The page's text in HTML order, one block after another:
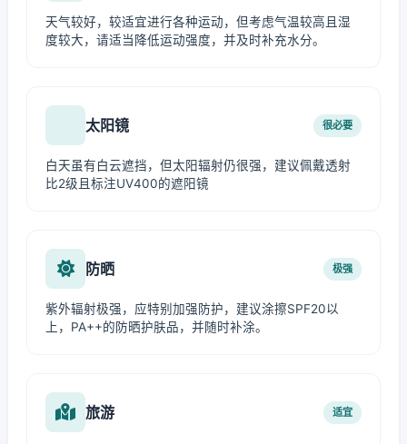
天气较好，较适宜进行各种运动，但考虑气温较高且湿
度较大，请适当降低运动强度，并及时补充水分。
太阳镜 很必要
白天虽有白云遮挡，但太阳辐射仍很强，建议佩戴透射
比2级且标注UV400的遮阳镜
防晒 极强
紫外辐射极强，应特别加强防护，建议涂擦SPF20以
上，PA++的防晒护肤品，并随时补涂。
旅游 适宜